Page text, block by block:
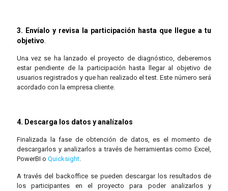
3. Envíalo y revisa la participación hasta que llegue a tu
objetivo
Una vez se ha lanzado el proyecto de diagnóstico, deberemos
estar pendiente de la participación hasta llegar al objetivo de
usuarios registrados y que han realizado el test. Este número será
acordado con la empresa cliente.
4. Descarga los datos y analízalos
Finalizada la fase de obtención de datos, es el momento de
descargarlos y analizarlos a través de herramientas como Excel,
PowerBI o Quicksight.
A través del backoffice se pueden descargar los resultados de
los participantes en el proyecto para poder analizarlos y